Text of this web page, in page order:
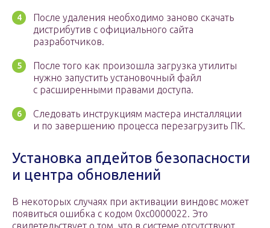
После удаления необходимо заново скачать
дистрибутив с официального сайта
разработчиков.
После того как произошла загрузка утилиты
нужно запустить установочный файл
с расширенными правами доступа.
Следовать инструкциям мастера инсталляции
и по завершению процесса перезагрузить ПК.
Установка апдейтов безопасности
и центра обновлений
В некоторых случаях при активации виндовс может
появиться ошибка с кодом 0xc0000022. Это
свидетельствует о том, что в системе отсутствуют